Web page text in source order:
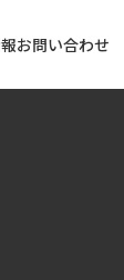
お問い合わせ